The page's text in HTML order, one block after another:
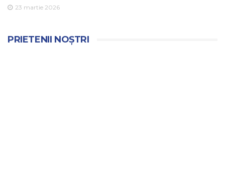
23 martie 2026
PRIETENII NOȘTRI